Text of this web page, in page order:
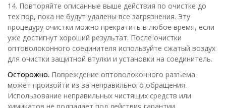
14. Повторяйте описанные выше действия по очистке до
тех пор, пока не будут удалены все загрязнения. Эту
процедуру очистки можно прекратить в любое время, если
уже достигнут хороший результат. После очистки
оптоволоконного соединителя используйте сжатый воздух
для очистки защитной втулки и установки на соединитель.
Осторожно. Повреждение оптоволоконного разъема
может произойти из-за неправильного обращения.
Использование неправильных чистящих средств или
химикатов не подпадает под действия гарантии.